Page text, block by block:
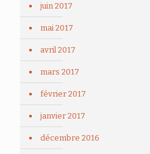
juin 2017
mai 2017
avril 2017
mars 2017
février 2017
janvier 2017
décembre 2016